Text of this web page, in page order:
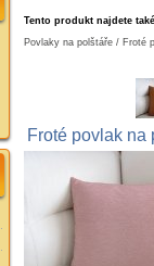
Tento produkt najdete
Povlaky na polštáře / Froté
Froté povlak na